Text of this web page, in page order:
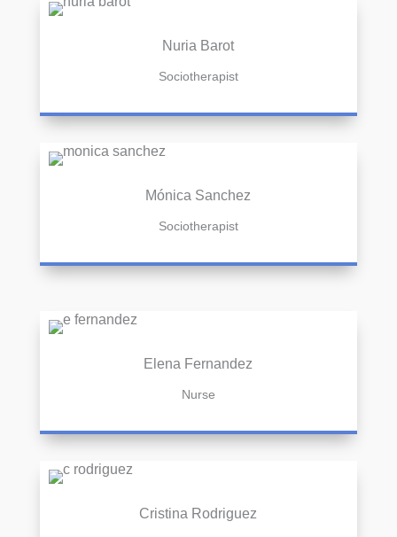
Nuria Barot
Sociotherapist
Mónica Sanchez
Sociotherapist
Elena Fernandez
Nurse
Cristina Rodriguez